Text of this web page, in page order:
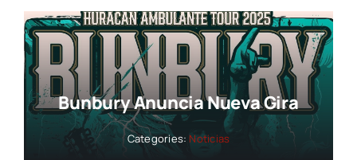
Bunbury Anuncia Nueva Gira
Categories: Noticias